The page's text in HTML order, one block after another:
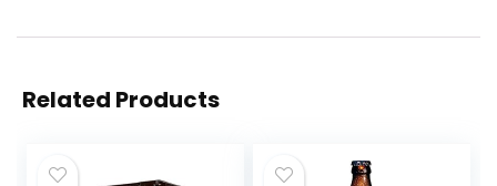
Related Products